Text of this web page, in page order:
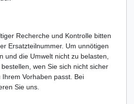
Recherche und Kontrolle bitten
Ersatzteilnummer. Um unnötigen
und die Umwelt nicht zu belasten,
wen Sie sich nicht sicher
Vorhaben passt. Bei
Sie uns.